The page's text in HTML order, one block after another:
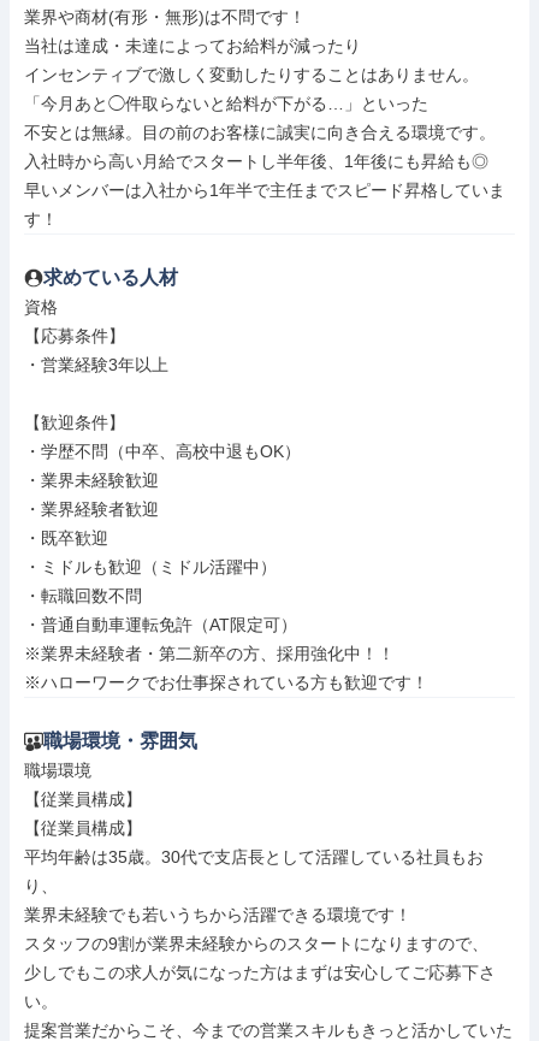
業界や商材(有形・無形)は不問です！
当社は達成・未達によってお給料が減ったり
インセンティブで激しく変動したりすることはありません。
「今月あと◯件取らないと給料が下がる…」といった
不安とは無縁。目の前のお客様に誠実に向き合える環境です。
入社時から高い月給でスタートし半年後、1年後にも昇給も◎
早いメンバーは入社から1年半で主任までスピード昇格していま
す！
求めている人材
資格
【応募条件】
・営業経験3年以上
【歓迎条件】
・学歴不問（中卒、高校中退もOK）
・業界未経験歓迎
・業界経験者歓迎
・既卒歓迎
・ミドルも歓迎（ミドル活躍中）
・転職回数不問
・普通自動車運転免許（AT限定可）
※業界未経験者・第二新卒の方、採用強化中！！
※ハローワークでお仕事探されている方も歓迎です！
職場環境・雰囲気
職場環境
【従業員構成】
【従業員構成】
平均年齢は35歳。30代で支店長として活躍している社員もお
り、
業界未経験でも若いうちから活躍できる環境です！
スタッフの9割が業界未経験からのスタートになりますので、
少しでもこの求人が気になった方はまずは安心してご応募下さ
い。
提案営業だからこそ、今までの営業スキルもきっと活かしていた